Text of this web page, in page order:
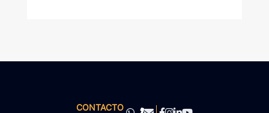
CONTACTO